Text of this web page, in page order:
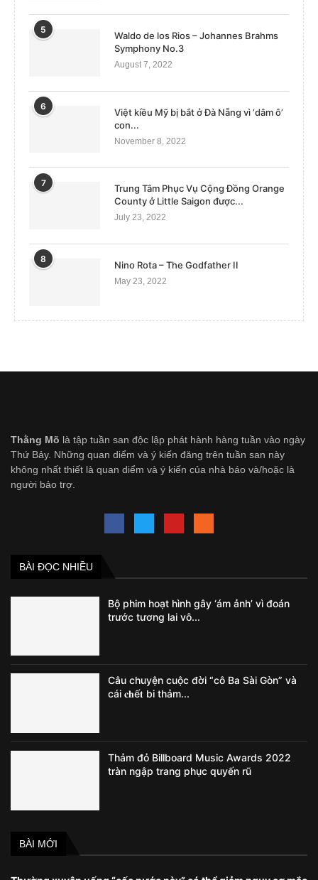
5
Waldo de los Rios – Johannes Brahms
Symphony No.3
August 7, 2022
6
Việt kiều Mỹ bị bắt ở Đà Nẵng vì ‘dâm ô’
con...
November 8, 2022
7
Trung Tâm Phục Vụ Cộng Đồng Orange
County ở Little Saigon được...
July 23, 2022
8
Nino Rota – The Godfather II
May 23, 2022
Thằng Mõ là tập tuần san độc lập phát hành hàng tuần vào ngày
Thứ Bảy. Những quan diểm và ý kiến đăng trên tuần san này
không nhất thiết là quan diểm và ý kiến của nhà báo và/hoặc là
người bảo trợ.
BÀI ĐỌC NHIỀU
Bộ phim hoạt hình gây ‘ám ảnh’ vì đoán
trước tương lai vô...
Câu chuyện cuộc đời “cô Ba Sài Gòn” và
cái 𝐜𝐡ế𝐭 bi thảm...
Thảm đỏ Billboard Music Awards 2022
tràn ngập trang phục quyến rũ
BÀI MỚI